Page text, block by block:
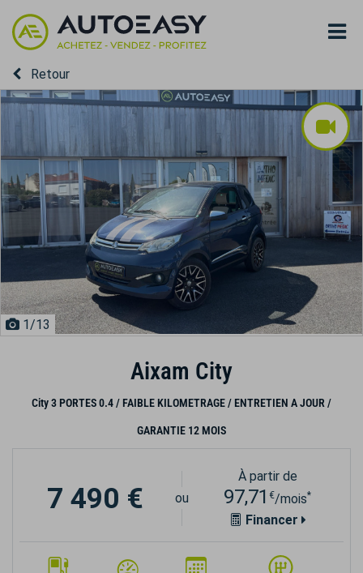
Retour
1/13
Aixam City
City 3 PORTES 0.4 / FAIBLE KILOMETRAGE / ENTRETIEN A JOUR /
GARANTIE 12 MOIS
7 490 € ou
À partir de
97,71€/mois*
Financer